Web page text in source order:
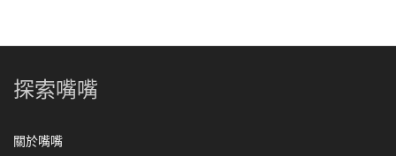
探索嘴嘴
關於嘴嘴